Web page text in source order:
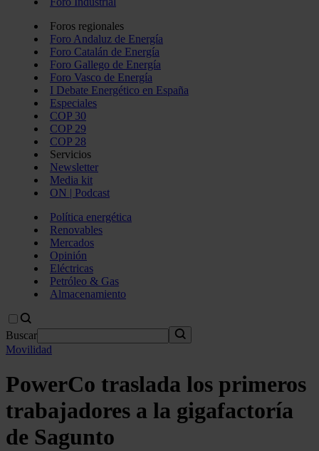
Foros regionales
Foro Andaluz de Energía
Foro Catalán de Energía
Foro Gallego de Energía
Foro Vasco de Energía
I Debate Energético en España
Especiales
COP 30
COP 29
COP 28
Servicios
Newsletter
Media kit
ON | Podcast
Política energética
Renovables
Mercados
Opinión
Eléctricas
Petróleo & Gas
Almacenamiento
Buscar
Movilidad
PowerCo traslada los primeros
trabajadores a la gigafactoría
de Sagunto